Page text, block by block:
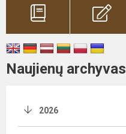
Naujienų archyvas
2026